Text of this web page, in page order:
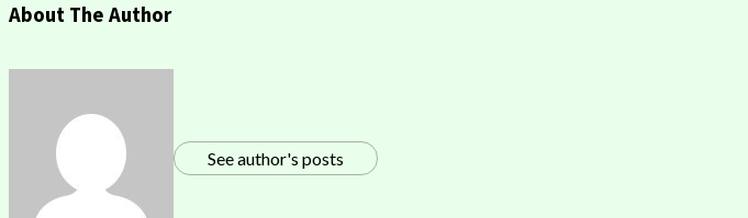
About The Author
See author's posts